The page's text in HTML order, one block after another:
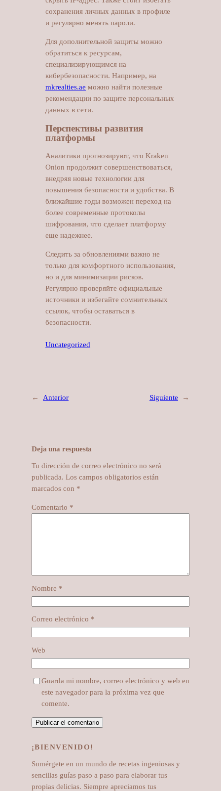
сохранения личных данных в профиле
и регулярно менять пароли.
Для дополнительной защиты можно
обратиться к ресурсам,
специализирующимся на
кибербезопасности. Например, на
mkrealties.ae можно найти полезные
рекомендации по защите персональных
данных в сети.
Перспективы развития
платформы
Аналитики прогнозируют, что Kraken
Onion продолжит совершенствоваться,
внедряя новые технологии для
повышения безопасности и удобства. В
ближайшие годы возможен переход на
более современные протоколы
шифрования, что сделает платформу
еще надежнее.
Следить за обновлениями важно не
только для комфортного использования,
но и для минимизации рисков.
Регулярно проверяйте официальные
источники и избегайте сомнительных
ссылок, чтобы оставаться в
безопасности.
Uncategorized
← Anterior Siguiente →
Deja una respuesta
Tu dirección de correo electrónico no será
publicada. Los campos obligatorios están
marcados con *
Comentario *
Nombre *
Correo electrónico *
Web
Guarda mi nombre, correo electrónico y web en
este navegador para la próxima vez que
comente.
¡BIENVENIDO!
Sumérgete en un mundo de recetas ingeniosas y
sencillas guías paso a paso para elaborar tus
propias delicias. Siempre apreciamos tus